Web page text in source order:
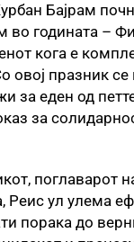
Бајрам
во годината –
кога е
овој празник се
за еден од
за
поглаварот
Реис ул улема
порака до